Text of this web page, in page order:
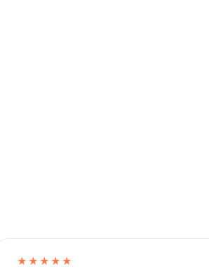
★★★★★